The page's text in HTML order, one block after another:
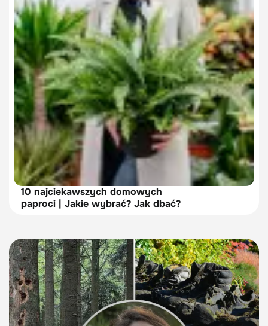
10 najciekawszych domowych
paproci | Jakie wybrać? Jak dbać?